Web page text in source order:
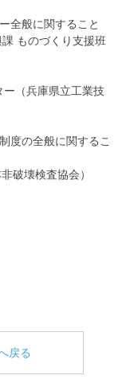
全般に関すること
ものづくり支援班
（兵庫県立工業技
度の全般に関するこ
破壊検査協会）
戻る